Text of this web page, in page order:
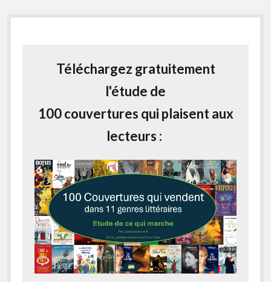
Téléchargez gratuitement
l'étude de
100 couvertures qui plaisent aux
lecteurs :